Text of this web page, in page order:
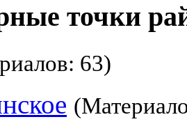
точки
63)